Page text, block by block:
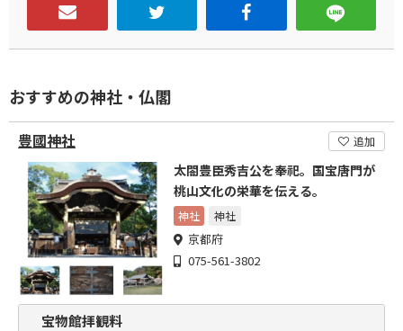
おすすめの神社・仏閣
豊國神社 追加
太閤豊臣秀吉公を奉祀。国宝唐門が
桃山文化の栄華を伝える。
神社 神社
京都府
075-561-3802
宝物館拝観料